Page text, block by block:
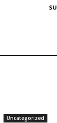
Uncategorized